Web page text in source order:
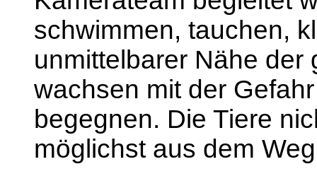
schwimmen, tauchen,
unmittelbarer Nähe der
wachsen mit der
begegnen. Die Tiere
möglichst aus dem